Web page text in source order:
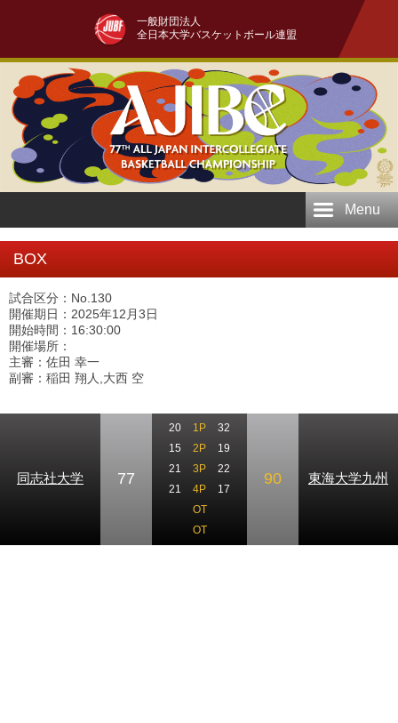
一般財団法人
全日本大学バスケットボール連盟
Menu
BOX
試合区分：No.130
開催期日：2025年12月3日
開始時間：16:30:00
開催場所：
主審：佐田 幸一
副審：稲田 翔人,大西 空
同志社大学 77
20 1P
32
15
2P
19
21
3P
22
21
4P
17
OT
OT
90 東海大学九州